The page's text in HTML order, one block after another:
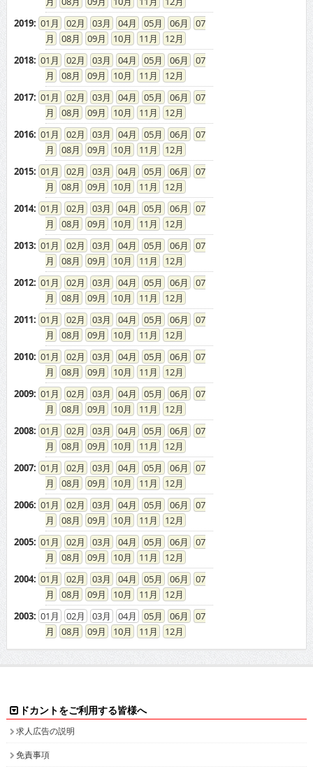
2019: 01 02 03 04 05 06
07
08
09 10 11
12
2018: 01 02 03 04 05 06
07
08
09 10 11
12
2017: 01 02 03 04 05 06
07
08
09 10 11
12
2016: 01 02 03 04 05 06
07
08
09 10 11
12
2015: 01 02 03 04 05 06
07
08
09 10 11
12
2014: 01 02 03 04 05 06
07
08
09 10 11
12
2013: 01 02 03 04 05 06
07
08
09 10 11
12
2012: 01 02 03 04 05 06
07
08
09 10 11
12
2011: 01 02 03 04 05 06
07
08
09 10 11
12
2010: 01 02 03 04 05 06
07
08
09 10 11
12
2009: 01 02 03 04 05 06
07
08
09 10 11
12
2008: 01 02 03 04 05 06
07
08
09 10 11
12
2007: 01 02 03 04 05 06
07
08
09 10 11
12
2006: 01 02 03 04 05 06
07
08
09 10 11
12
2005: 01 02 03 04 05 06
07
08
09 10 11
12
2004: 01 02 03 04 05 06
07
08
09 10 11
12
2003: 01 02 03 04 05 06
07
08
09 10 11 12
ドカントをご利用する皆様へ
求人広告の説明
免責事項